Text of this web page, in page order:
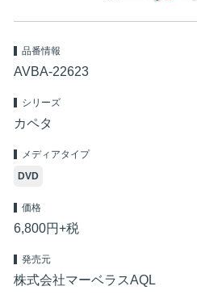
品番情報
AVBA-22623
シリーズ
カペタ
メディアタイプ
DVD
価格
6,800円+税
発売元
株式会社マーベラスAQL